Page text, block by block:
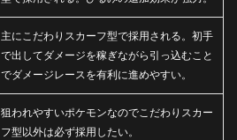
主にこだわりスカーフ型で採用される。初手
で出してダメージを稼ぎながら引っ込むこと
でダメージレースを有利に進めやすい。
狙われやすいポケモンなのでこだわりスカー
フ型以外は必ず採用したい。